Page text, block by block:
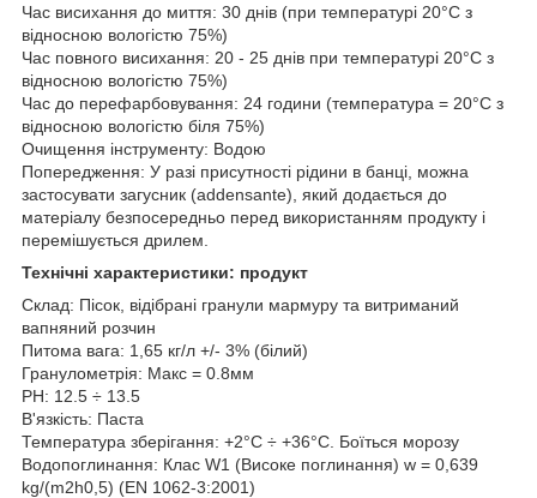
Час висихання до миття: 30 днів (при температурі 20°C з
відносною вологістю 75%)
Час повного висихання: 20 - 25 днів при температурі 20°C з
відносною вологістю 75%)
Час до перефарбовування: 24 години (температура = 20°C з
відносною вологістю біля 75%)
Очищення інструменту: Водою
Попередження: У разі присутності рідини в банці, можна
застосувати загусник (addensante), який додається до
матеріалу безпосередньо перед використанням продукту і
перемішується дрилем.
Технічні характеристики: продукт
Склад: Пісок, відібрані гранули мармуру та витриманий
вапняний розчин
Питома вага: 1,65 кг/л +/- 3% (білий)
Гранулометрія: Макс = 0.8мм
PH: 12.5 ÷ 13.5
В'язкість: Паста
Температура зберігання: +2°C ÷ +36°C. Боїться морозу
Водопоглинання: Клас W1 (Високе поглинання) w = 0,639
kg/(m2h0,5) (EN 1062-3:2001)